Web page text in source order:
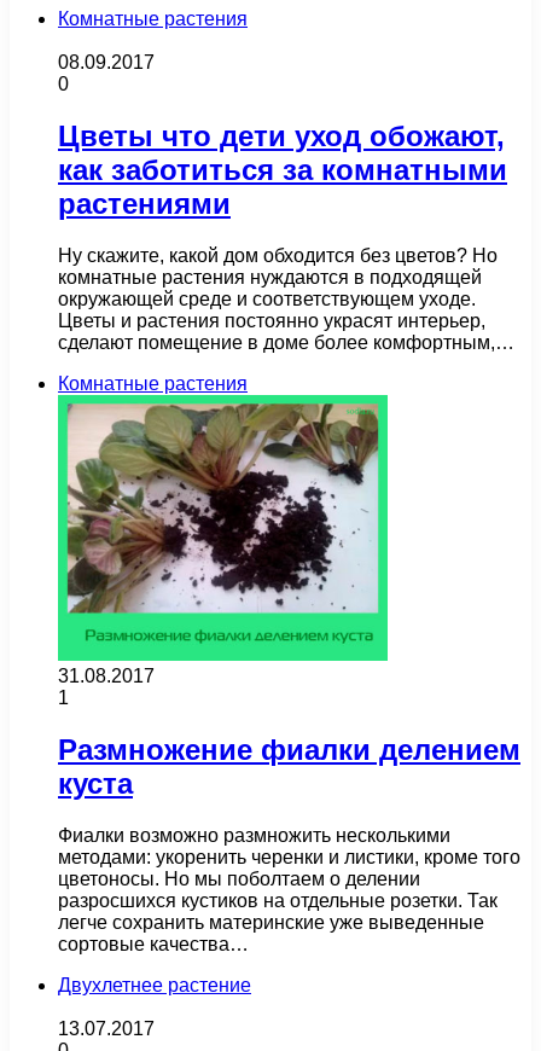
Комнатные растения
08.09.2017
0
Цветы что дети уход обожают,
как заботиться за комнатными
растениями
Ну скажите, какой дом обходится без цветов? Но
комнатные растения нуждаются в подходящей
окружающей среде и соответствующем уходе.
Цветы и растения постоянно украсят интерьер,
сделают помещение в доме более комфортным,…
Комнатные растения
31.08.2017
1
Размножение фиалки делением
куста
Фиалки возможно размножить несколькими
методами: укоренить черенки и листики, кроме того
цветоносы. Но мы поболтаем о делении
разросшихся кустиков на отдельные розетки. Так
легче сохранить материнские уже выведенные
сортовые качества…
Двухлетнее растение
13.07.2017